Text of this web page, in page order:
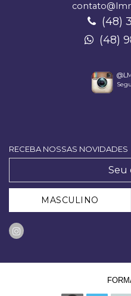
(48)
(48)
RECEBA NOSSAS NOVIDADES
MASCULINO